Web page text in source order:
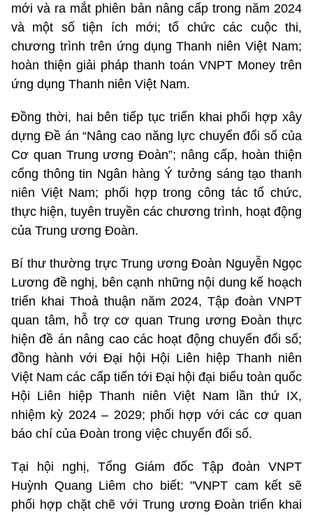
mới và ra mắt phiên bản nâng cấp trong năm 2024
và một số tiện ích mới; tổ chức các cuộc thi,
chương trình trên ứng dụng Thanh niên Việt Nam;
hoàn thiện giải pháp thanh toán VNPT Money trên
ứng dụng Thanh niên Việt Nam.
Đồng thời, hai bên tiếp tục triển khai phối hợp xây
dựng Đề án “Nâng cao năng lực chuyển đổi số của
Cơ quan Trung ương Đoàn”; nâng cấp, hoàn thiện
cổng thông tin Ngân hàng Ý tưởng sáng tạo thanh
niên Việt Nam; phối hợp trong công tác tổ chức,
thực hiện, tuyên truyền các chương trình, hoạt động
của Trung ương Đoàn.
Bí thư thường trực Trung ương Đoàn Nguyễn Ngọc
Lương đề nghị, bên cạnh những nội dung kế hoạch
triển khai Thoả thuận năm 2024, Tập đoàn VNPT
quan tâm, hỗ trợ cơ quan Trung ương Đoàn thực
hiện đề án nâng cao các hoạt động chuyển đổi số;
đồng hành với Đại hội Hội Liên hiệp Thanh niên
Việt Nam các cấp tiến tới Đại hội đại biểu toàn quốc
Hội Liên hiệp Thanh niên Việt Nam lần thứ IX,
nhiệm kỳ 2024 – 2029; phối hợp với các cơ quan
báo chí của Đoàn trong việc chuyển đổi số.
Tại hội nghị, Tổng Giám đốc Tập đoàn VNPT
Huỳnh Quang Liêm cho biết: "VNPT cam kết sẽ
phối hợp chặt chẽ với Trung ương Đoàn triển khai